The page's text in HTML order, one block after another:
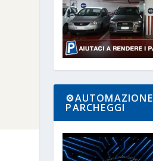
⚙️AUTOMAZIONE
PARCHEGGI